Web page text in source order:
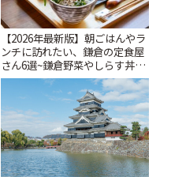
【2026年最新版】朝ごはんやラ
ンチに訪れたい、鎌倉の定食屋
さん6選~鎌倉野菜やしらす丼な
どここならではの味も~ | ことり